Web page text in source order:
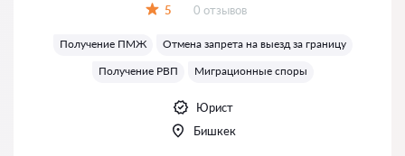
5 Отзывов:
0 отзывов
Получение ПМЖ
Отмена запрета на выезд за границу
Получение РВП
Миграционные споры
Юрист
Бишкек